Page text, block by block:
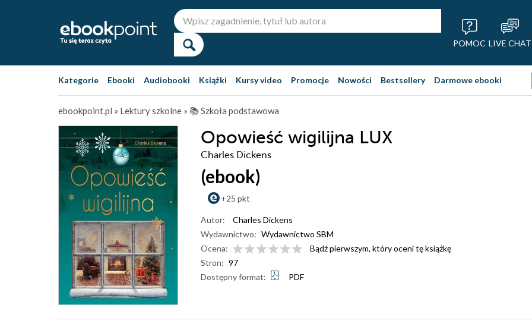
POMOC LIVE CHAT
Kategorie Ebooki Audiobooki Książki Kursy video Promocje Nowości Bestsellery Darmowe ebooki
ebookpoint.pl » Lektury szkolne » 📚 Szkoła podstawowa
Opowieść wigilijna LUX
Charles Dickens
(ebook)
+25 pkt
Autor:
Charles Dickens
Wydawnictwo: Wydawnictwo SBM
Ocena:
Bądź pierwszym, który oceni tę książkę
Stron: 97
Dostępny format:
PDF